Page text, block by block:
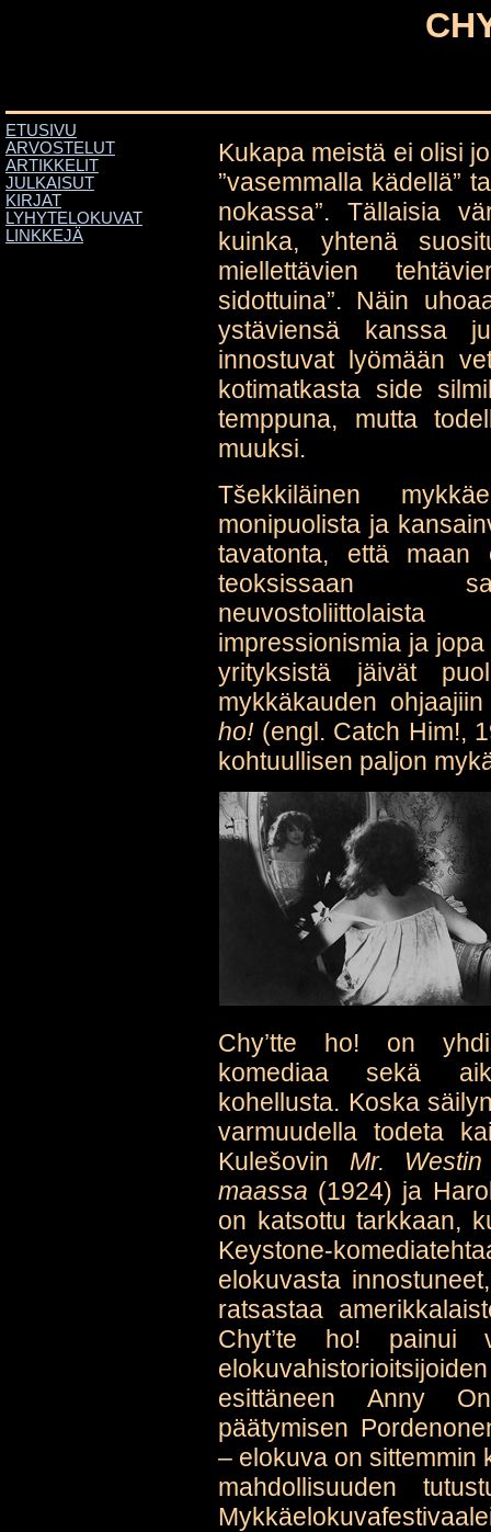
ETUSIVU
ARVOSTELUT
ARTIKKELIT
JULKAISUT
KIRJAT
LYHYTELOKUVAT
LINKKEJÄ
Kukapa meistä ei olisi
”vasemmalla kädellä”
nokassa”. Tällaisia
kuinka, yhtenä
miellettävien
sidottuina”. Näin
ystäviensä kanssa
innostuvat lyömään
kotimatkasta side
temppuna, mutta
muuksi.
Tšekkiläinen
monipuolista ja
tavatonta, että maan
teoksissaan
impressionismia ja
yrityksistä jäivät
mykkäkauden
ho! (engl. Catch Him!,
kohtuullisen paljon
Chy’tte ho! on
komediaa sekä
kohellusta. Koska
varmuudella todeta
Kulešovin Mr.
maassa (1924) ja
on katsottu tarkkaan,
Keystone-
elokuvasta
ratsastaa
Chyt’te ho! painui
esittäneen Anny
päätymisen
– elokuva on sittemmin
mahdollisuuden